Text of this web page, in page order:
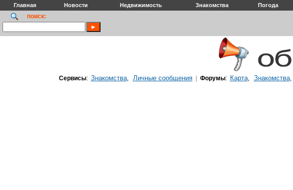
Главная Новости Недвижимость Знакомства Погода
поиск:
Сервисы: Знакомства, Личные сообщения| Форумы: Карта, Знакомства,